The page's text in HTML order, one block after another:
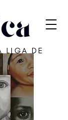
LIGA DE
JUAN